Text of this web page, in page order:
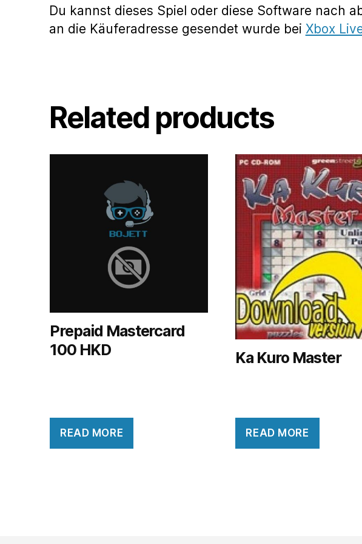
Du kannst dieses Spiel oder diese Software nach
an die Käuferadresse gesendet wurde bei Xbox
Related products
Prepaid Mastercard
100 HKD
READ MORE
Ka Kuro Master
READ MORE